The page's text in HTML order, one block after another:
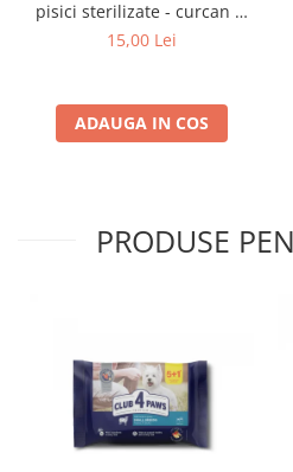
pisici sterilizate - curcan si
pui in sos, set 3+1,
15,00 Lei
ADAUGA IN COS
PRODUSE